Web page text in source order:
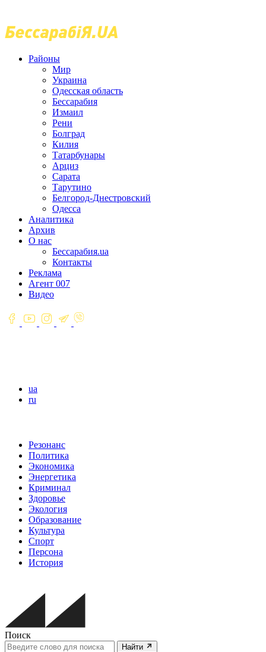
Районы
Мир
Украина
Одесская область
Бессарабия
Измаил
Рени
Болград
Килия
Татарбунары
Арциз
Сарата
Тарутино
Белгород-Днестровский
Одесса
Аналитика
Архив
О нас
Бессарабия.ua
Контакты
Реклама
Агент 007
Видео
ua
ru
Резонанс
Политика
Экономика
Энергетика
Криминал
Здоровье
Экология
Образование
Культура
Спорт
Персона
История
Поиск
Найти